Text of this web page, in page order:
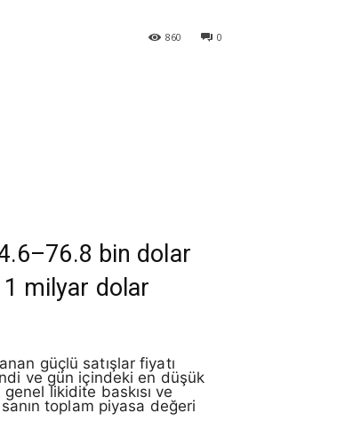
0
860
bin dolar
milyar dolar
güçlü satışlar fiyatı
ve gün içindeki en düşük
likidite baskısı ve
toplam piyasa değeri